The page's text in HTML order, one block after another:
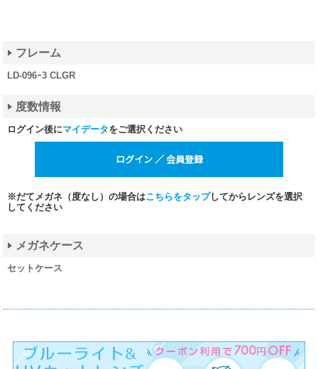
フレーム
LD-096ｰ3 CLGR
度数情報
ログイン後にマイデータをご選択ください
※だてメガネ（度なし）の場合はこちらをタップしてからレンズを選択
してください
メガネケース
セットケース